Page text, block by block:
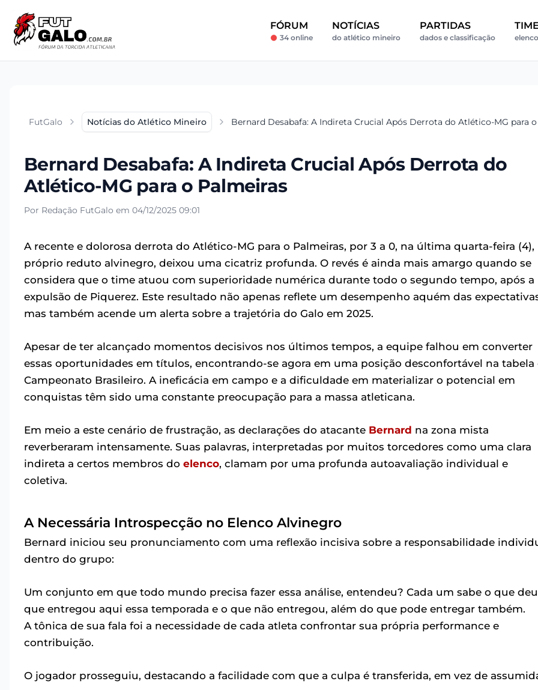
FÓRUM
34 online
NOTÍCIAS
do atlético mineiro
PARTIDAS
dados e classificação
TIME
FutGalo Notícias do Atlético Mineiro Bernard Desabafa: A Indireta Crucial Após Derrota do Atlético-MG para o
Bernard Desabafa: A Indireta Crucial Após Derrota do
Atlético-MG para o Palmeiras
Por Redação FutGalo em 04/12/2025 09:01
A recente e dolorosa derrota do Atlético-MG para o Palmeiras, por 3 a 0, na última quarta-feira (4),
próprio reduto alvinegro, deixou uma cicatriz profunda. O revés é ainda mais amargo quando se
considera que o time atuou com superioridade numérica durante todo o segundo tempo, após a
expulsão de Piquerez. Este resultado não apenas reflete um desempenho aquém das
mas também acende um alerta sobre a trajetória do Galo em 2025.
Apesar de ter alcançado momentos decisivos nos últimos tempos, a equipe falhou em converter
essas oportunidades em títulos, encontrando-se agora em uma posição desconfortável na tabela
Campeonato Brasileiro. A ineficácia em campo e a dificuldade em materializar o potencial em
conquistas têm sido uma constante preocupação para a massa atleticana.
Em meio a este cenário de frustração, as declarações do atacante Bernard na zona mista
reverberaram intensamente. Suas palavras, interpretadas por muitos torcedores como uma clara
indireta a certos membros do elenco, clamam por uma profunda autoavaliação individual e
coletiva.
A Necessária Introspecção no Elenco Alvinegro
Bernard iniciou seu pronunciamento com uma reflexão incisiva sobre a responsabilidade
dentro do grupo:
Um conjunto em que todo mundo precisa fazer essa análise, entendeu? Cada um sabe o que
que entregou aqui essa temporada e o que não entregou, além do que pode entregar também.
A tônica de sua fala foi a necessidade de cada atleta confrontar sua própria performance e
contribuição.
O jogador prosseguiu, destacando a facilidade com que a culpa é transferida, em vez de